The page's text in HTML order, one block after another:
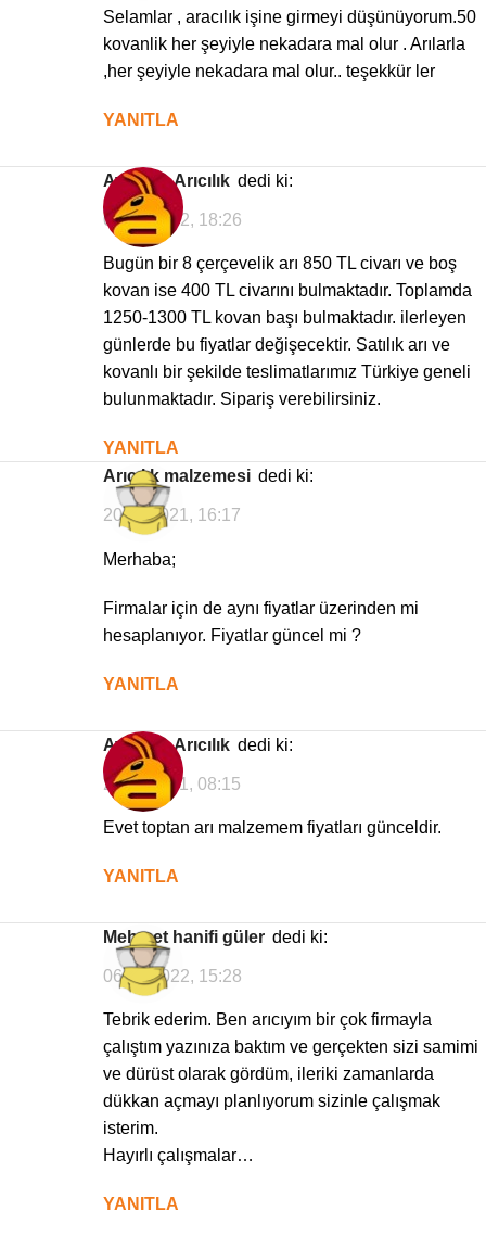
Selamlar , aracılık işine girmeyi düşünüyorum.50
kovanlik her şeyiyle nekadara mal olur . Arılarla
,her şeyiyle nekadara mal olur.. teşekkür ler
YANITLA
Avrasya Arıcılık dedi ki:
02/01/2022, 18:26
Bugün bir 8 çerçevelik arı 850 TL civarı ve boş
kovan ise 400 TL civarını bulmaktadır. Toplamda
1250-1300 TL kovan başı bulmaktadır. ilerleyen
günlerde bu fiyatlar değişecektir. Satılık arı ve
kovanlı bir şekilde teslimatlarımız Türkiye geneli
bulunmaktadır. Sipariş verebilirsiniz.
YANITLA
arıcılık malzemesi dedi ki:
20/11/2021, 16:17
Merhaba;
Firmalar için de aynı fiyatlar üzerinden mi
hesaplanıyor. Fiyatlar güncel mi ?
YANITLA
Avrasya Arıcılık dedi ki:
21/11/2021, 08:15
Evet toptan arı malzemem fiyatları günceldir.
YANITLA
Mehmet hanifi güler dedi ki:
06/01/2022, 15:28
Tebrik ederim. Ben arıcıyım bir çok firmayla
çalıştım yazınıza baktım ve gerçekten sizi samimi
ve dürüst olarak gördüm, ileriki zamanlarda
dükkan açmayı planlıyorum sizinle çalışmak
isterim.
Hayırlı çalışmalar…
YANITLA